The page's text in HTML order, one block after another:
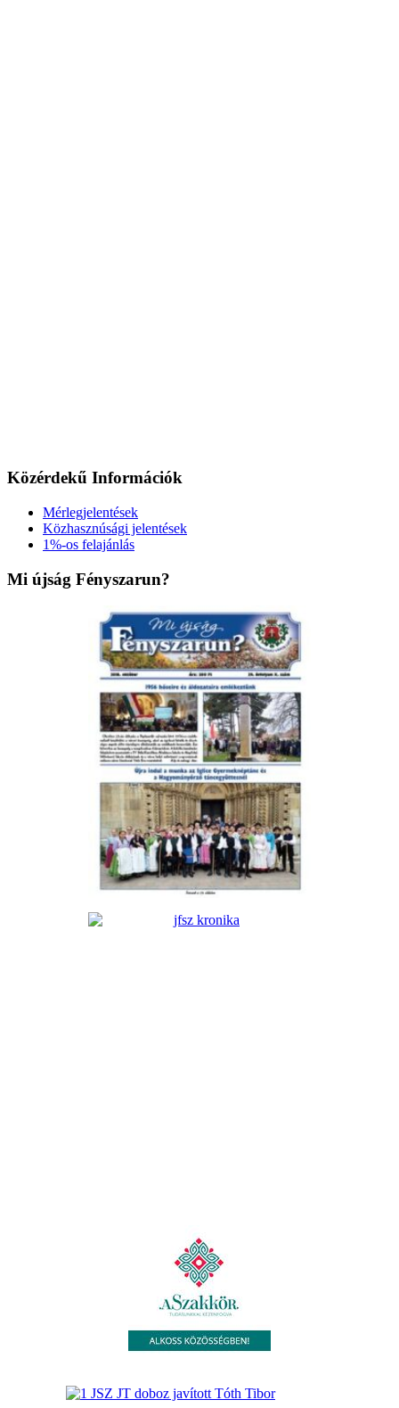
Közérdekű Információk
Mérlegjelentések
Közhasznúsági jelentések
1%-os felajánlás
Mi újság Fényszarun?